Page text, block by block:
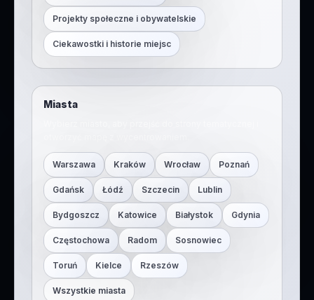
Projekty społeczne i obywatelskie
Ciekawostki i historie miejsc
Miasta
Warszawa Kraków Wrocław Poznań
Gdańsk Łódź Szczecin Lublin
Bydgoszcz Katowice Białystok Gdynia
Częstochowa Radom Sosnowiec
Toruń Kielce Rzeszów
Wszystkie miasta